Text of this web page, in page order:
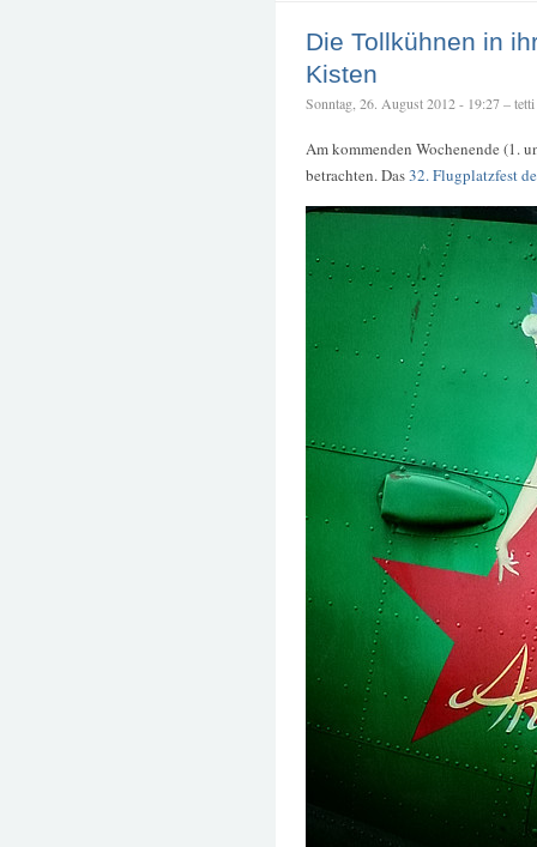
Die Tollkühnen in
Kisten
Sonntag, 26. August 2012 - 19:27 – tetti
Am kommenden Wochenende (1.
betrachten. Das32. Flugplatzfest